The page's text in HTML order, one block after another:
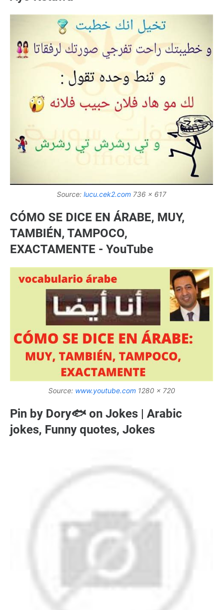
Source: lucu.cek2.com 736 x 617
CÓMO SE DICE EN ÁRABE, MUY,
TAMBIÉN, TAMPOCO,
EXACTAMENTE - YouTube
Source: www.youtube.com1280 x 720
Pin by Dory🐟 on Jokes | Arabic
jokes, Funny quotes, Jokes